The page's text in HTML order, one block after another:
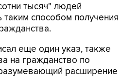
тысяч" людей
таким способом получения
еще один указ, также
на гражданство по
расширение